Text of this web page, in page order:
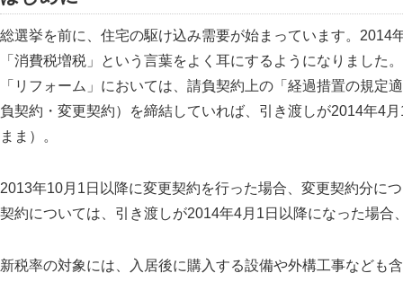
総選挙を前に、住宅の駆け込み需要が始まっています。
「消費税増税」という言葉をよく耳にするようになりました
リフォーム
においては、請負契約上の
経過措置の規定
負契約・変更契約）を締結していれば、引き渡しが2014年4
まま）。
2013年10月1日以降に変更契約を行った場合、変更契約分に
契約については、引き渡しが2014年4月1日以降になった場
新税率の対象には、入居後に購入する設備や外構工事なども